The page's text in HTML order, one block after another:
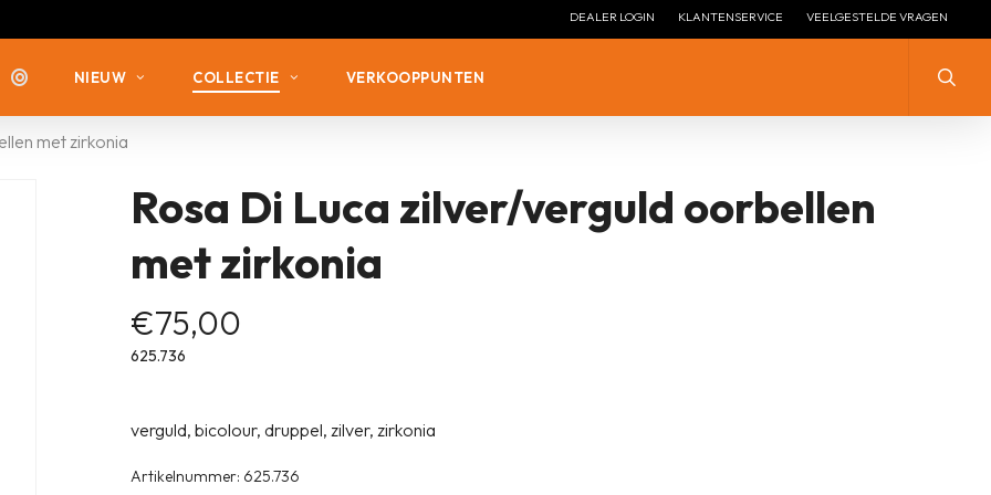
DEALER LOGIN KLANTENSERVICE VEELGESTELDE VRAGEN
NIEUW COLLECTIE
ZILVER MET ZIRKONIA
ZILVER ZONDER STEEN
ZILVER MET DIAMANT
ZILVER MET ZIRKONIA ZILVER MET ZIRKONIA ZILVER
VERKOOPPUNTEN
met zirkonia
Rosa Di Luca zilver/verguld oorbellen
met zirkonia
€75,00
625.736
verguld, bicolour, druppel, zilver, zirkonia
Artikelnummer: 625.736